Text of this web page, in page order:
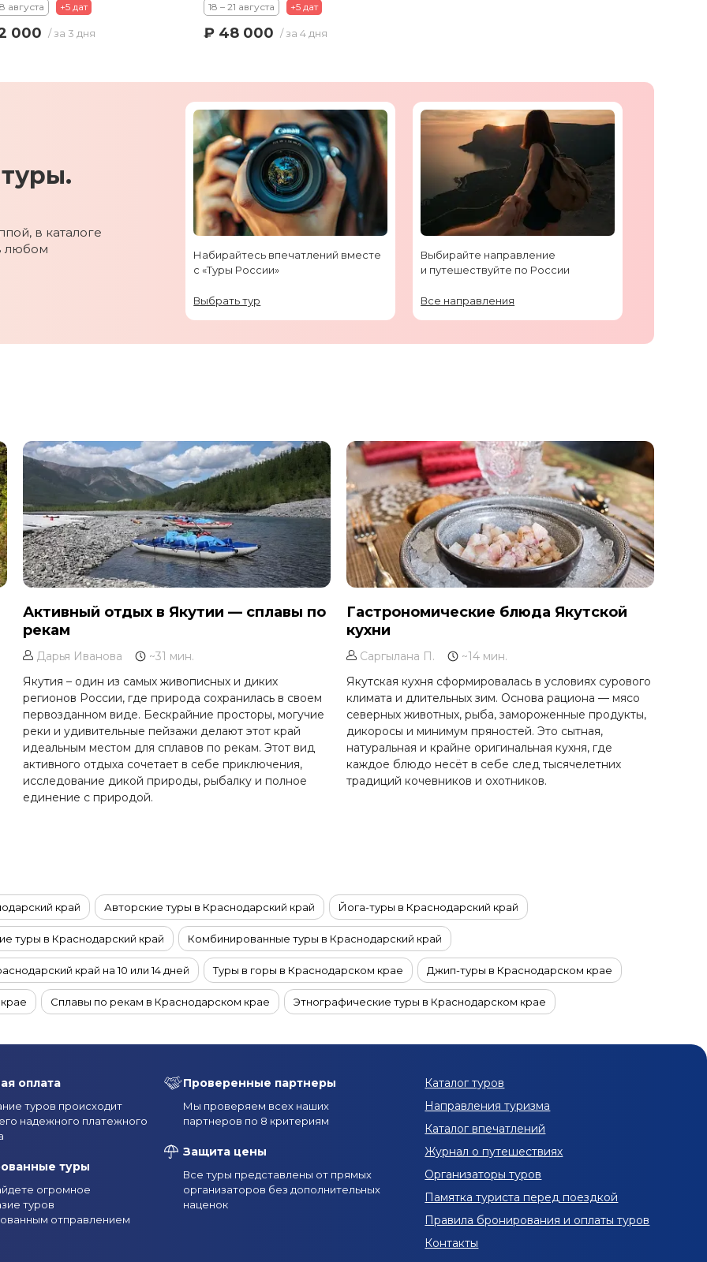
августа +5 дат
000 / за 3 дня
18 – 21 августа +5 дат
₽ 48 000 / за 4 дня
в каталоге
любом
Набирайтесь впечатлений вместе
с «Туры России»
Выбрать тур
Выбирайте направление
и путешествуйте по России
Все направления
Активный отдых в Якутии — сплавы по
рекам
Дарья Иванова
~31 мин.
Якутия – один из самых живописных и диких
регионов России, где природа сохранилась в своем
первозданном виде. Бескрайние просторы, могучие
реки и удивительные пейзажи делают этот край
идеальным местом для сплавов по рекам. Этот вид
активного отдыха сочетает в себе приключения,
исследование дикой природы, рыбалку и полное
единение с природой.
Гастрономические блюда Якутской
кухни
Саргылана П.
~14 мин.
Якутская кухня сформировалась в условиях сурового
климата и длительных зим. Основа рациона — мясо
северных животных, рыба, замороженные продукты,
дикоросы и минимум пряностей. Это сытная,
натуральная и крайне оригинальная кухня, где
каждое блюдо несёт в себе след тысячелетних
традиций кочевников и охотников.
край Авторские туры в Краснодарский край Йога-туры в Краснодарский край
туры в Краснодарский край Комбинированные туры в Краснодарский край
край на 10 или 14 дней Туры в горы в Краснодарском крае Джип-туры в Краснодарском крае
Сплавы по рекам в Краснодарском крае Этнографические туры в Краснодарском крае
на двоих в Краснодарский край Групповые туры в Краснодарский край
дня в Краснодарском крае (на 1-2 дня) Туры в Краснодарский край на 3 дня
край на 5 дней Туры в Краснодарский край на 7 дней Весенние туры в Краснодарский край
в Краснодарский край Туры в Краснодарский край в апреле
оплата
туров происходит
надежного платежного
туры
огромное
туров
отправлением
Проверенные партнеры
Мы проверяем всех наших
партнеров по 8 критериям
Защита цены
Все туры представлены от прямых
организаторов без дополнительных
наценок
Каталог туров
Направления туризма
Каталог впечатлений
Журнал о путешествиях
Организаторы туров
Памятка туриста перед поездкой
Правила бронирования и оплаты туров
Контакты